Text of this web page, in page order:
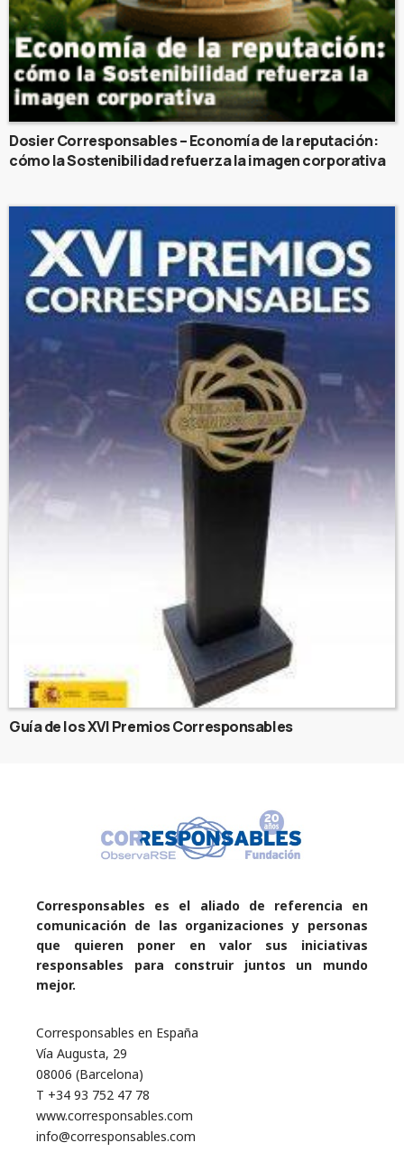
Dosier Corresponsables – Economía de la reputación:
cómo la Sostenibilidad refuerza la imagen corporativa
Guía de los XVI Premios Corresponsables
Corresponsables es el aliado de referencia en
comunicación de las organizaciones y personas
que quieren poner en valor sus iniciativas
responsables para construir juntos un mundo
mejor.
Corresponsables en España
Vía Augusta, 29
08006 (Barcelona)
T +34 93 752 47 78
www.corresponsables.com
info@corresponsables.com